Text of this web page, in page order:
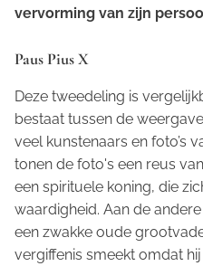
vervorming van zijn
Paus Pius X
Deze tweedeling is
bestaat tussen de
veel kunstenaars en foto’s
tonen de foto's een reus
een spirituele koning, die
waardigheid. Aan de
een zwakke oude
vergiffenis smeekt omdat